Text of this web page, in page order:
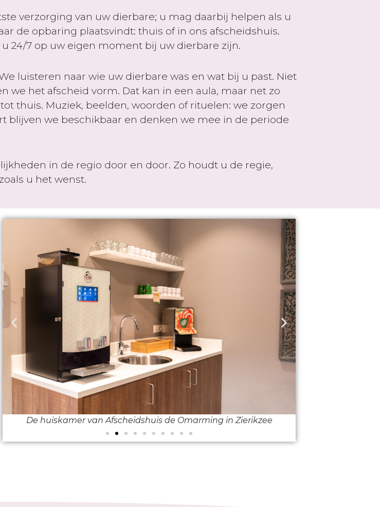
verzorging van uw dierbare; u mag daarbij helpen als u
de opbaring plaatsvindt: thuis of in ons afscheidshuis.
24/7 op uw eigen moment bij uw dierbare zijn.
luisteren naar wie uw dierbare was en wat bij u past. Niet
we het afscheid vorm. Dat kan in een aula, maar net zo
thuis. Muziek, beelden, woorden of rituelen: we zorgen
blijven we beschikbaar en denken we mee in de periode
in de regio door en door. Zo houdt u de regie,
u het wenst.
De huiskamer van Afscheidshuis de Omarming in Zierikzee